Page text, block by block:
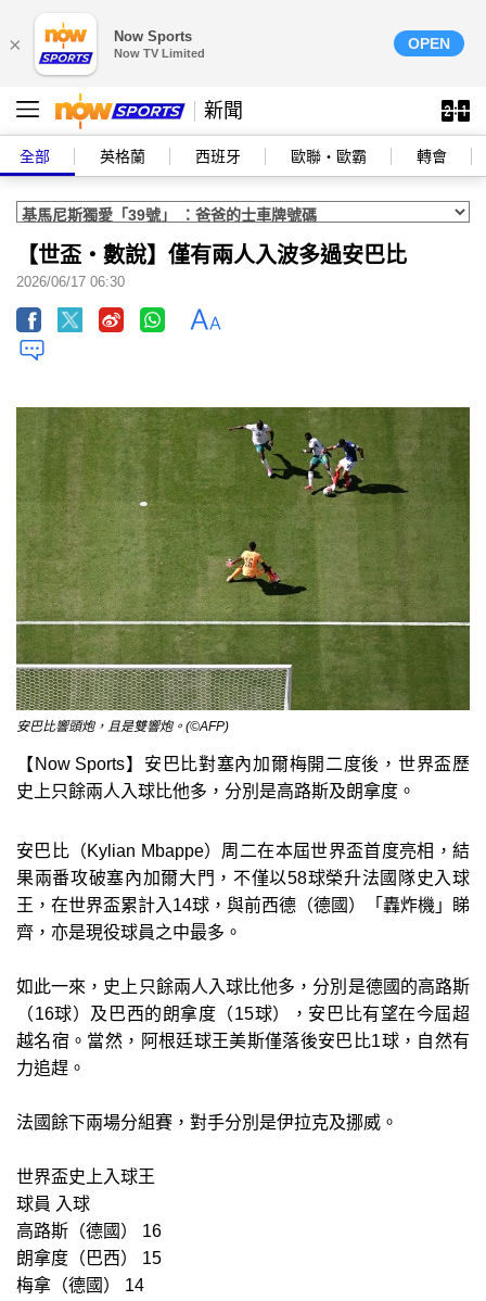
× Now Sports
Now TV Limited
OPEN
新聞
全部 英格蘭 西班牙 歐聯‧歐霸 轉會
【世盃‧數說】僅有兩人入波多過安巴比
2026/06/17 06:30
安巴比響頭炮，且是雙響炮。(©AFP)
【Now Sports】安巴比對塞內加爾梅開二度後，世界盃歷
史上只餘兩人入球比他多，分別是高路斯及朗拿度。
安巴比（Kylian Mbappe）周二在本屆世界盃首度亮相，結
果兩番攻破塞內加爾大門，不僅以58球榮升法國隊史入球
王，在世界盃累計入14球，與前西德（德國）「轟炸機」睇
齊，亦是現役球員之中最多。
如此一來，史上只餘兩人入球比他多，分別是德國的高路斯
（16球）及巴西的朗拿度（15球），安巴比有望在今屆超
越名宿。當然，阿根廷球王美斯僅落後安巴比1球，自然有
力追趕。
法國餘下兩場分組賽，對手分別是伊拉克及挪威。
世界盃史上入球王
球員 入球
高路斯（德國） 16
朗拿度（巴西） 15
梅拿（德國） 14